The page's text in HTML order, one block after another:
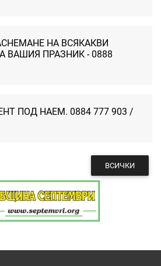
НА ВСЯКАКВИ
ВАШИЯ ПРАЗНИК - 0888
ПОД НАЕМ. 0884 777 903 /
ВСИЧКИ